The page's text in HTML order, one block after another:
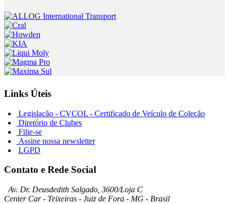
Links Úteis
Legislação - CVCOL - Certificado de Veículo de Coleção
Diretório de Clubes
Filie-se
Assine nossa newsletter
LGPD
Contato e Rede Social
Av. Dr. Deusdedith Salgado, 3600/Loja C
Center Car - Teixeiras - Juiz de Fora - MG - Brasil